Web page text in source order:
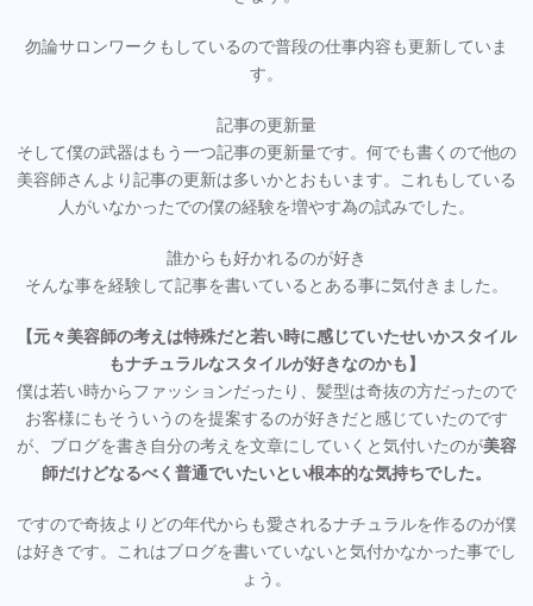
勿論サロンワークもしているので普段の仕事内容も更新していま
す。
記事の更新量
そして僕の武器はもう一つ記事の更新量です。何でも書くので他の
美容師さんより記事の更新は多いかとおもいます。これもしている
人がいなかったでの僕の経験を増やす為の試みでした。
誰からも好かれるのが好き
そんな事を経験して記事を書いているとある事に気付きました。
【元々美容師の考えは特殊だと若い時に感じていたせいかスタイル
もナチュラルなスタイルが好きなのかも】
僕は若い時からファッションだったり、髪型は奇抜の方だったので
お客様にもそういうのを提案するのが好きだと感じていたのです
が、ブログを書き自分の考えを文章にしていくと気付いたのが美容
師だけどなるべく普通でいたいとい根本的な気持ちでした。
ですので奇抜よりどの年代からも愛されるナチュラルを作るのが僕
は好きです。これはブログを書いていないと気付かなかった事でし
ょう。